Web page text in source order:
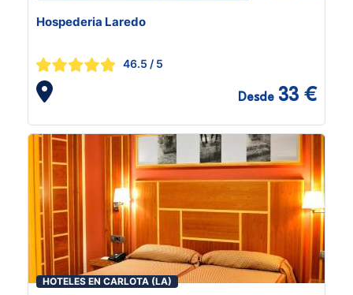
Hospederia Laredo
46.5 / 5
Desde 33 €
HOTELES EN CARLOTA (LA)